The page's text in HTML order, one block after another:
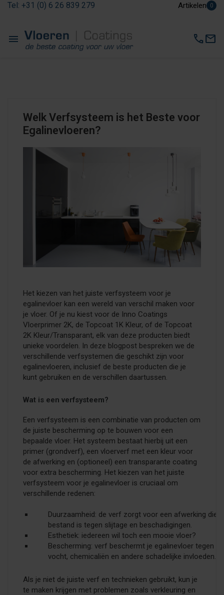
Tel: +31 (0) 6 26 839 279 Artikelen 0
menu callmail
Welk Verfsysteem is het Beste voor
Egalinevloeren?
Het kiezen van het juiste verfsysteem voor je
egalinevloer kan een wereld van verschil maken voor
je vloer. Of je nu kiest voor de Inno Coatings
Vloerprimer 2K, de Topcoat 1K Kleur, of de Topcoat
2K Kleur/Transparant, elk van deze producten biedt
unieke voordelen. In deze blogpost bespreken we de
verschillende verfsystemen die geschikt zijn voor
egalinevloeren, inclusief de beste producten die je
kunt gebruiken en de verschillen daartussen.
Wat is een verfsysteem?
Een verfsysteem is een combinatie van producten om
de juiste bescherming op te bouwen voor een
bepaalde vloer. Het systeem bestaat hierbij uit een
primer (grondverf), een vloerverf met een kleur voor
de afwerking en (optioneel) een transparante coating
voor extra bescherming. Het kiezen van het juiste
verfsysteem voor je egalinevloer is cruciaal om
verschillende redenen:
Duurzaamheid: de verf zorgt voor een afwerking die
bestand is tegen slijtage en beschadigingen.
Esthetiek: iedereen wil toch een mooie vloer?
Bescherming: verf beschermt je egalinevloer tegen
vocht, chemicaliën en andere schadelijke invloeden.
Als je niet de juiste verf en technieken gebruikt, kun je
te maken krijgen met problemen zoals verkleuring en